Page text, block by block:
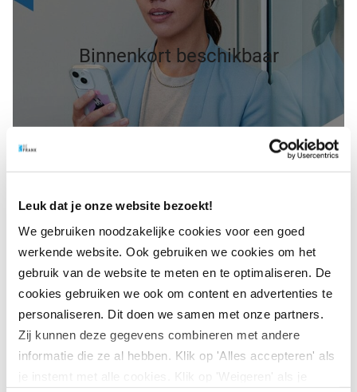
Leuk dat je onze website bezoekt!
We gebruiken noodzakelijke cookies voor een goed
werkende website. Ook gebruiken we cookies om het
gebruik van de website te meten en te optimaliseren. De
cookies gebruiken we ook om content en advertenties te
personaliseren. Dit doen we samen met onze partners.
Zij kunnen deze gegevens combineren met andere
informatie die ze al hebben. Klik op 'Alles accepteren' als
Binnenkort beschikbaar
Binnenkort beschikbaar